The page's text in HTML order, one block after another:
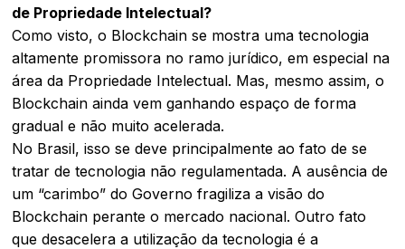
de Propriedade Intelectual?
Como visto, o Blockchain se mostra uma tecnologia
altamente promissora no ramo jurídico, em especial na
área da Propriedade Intelectual. Mas, mesmo assim, o
Blockchain ainda vem ganhando espaço de forma
gradual e não muito acelerada.
No Brasil, isso se deve principalmente ao fato de se
tratar de tecnologia não regulamentada. A ausência de
um “carimbo” do Governo fragiliza a visão do
Blockchain perante o mercado nacional. Outro fato
que desacelera a utilização da tecnologia é a